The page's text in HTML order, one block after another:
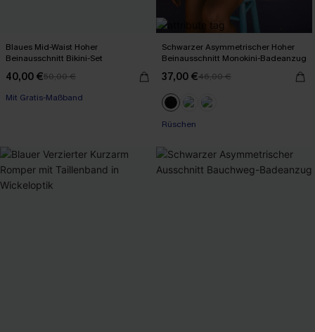
Blaues Mid-Waist Hoher
Beinausschnitt Bikini-Set
40,00 €50,00 €
Mit Gratis-Maßband
Schwarzer Asymmetrischer Hoher
Beinausschnitt Monokini-Badeanzug
37,00 €46,00 €
Rüschen